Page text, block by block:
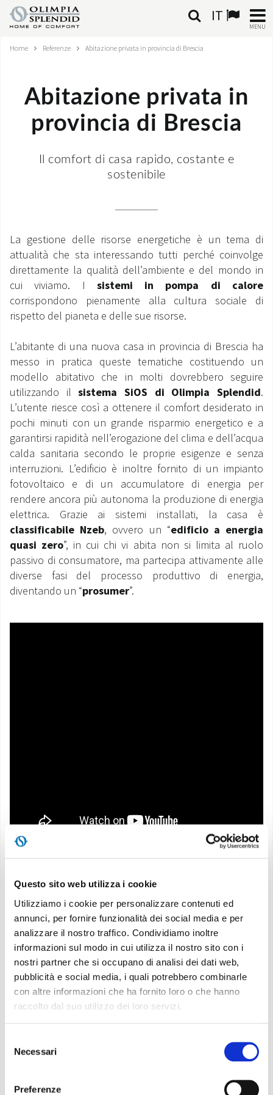
Questo sito web utilizza i cookie
Utilizziamo i cookie per personalizzare contenuti ed
annunci, per fornire funzionalità dei social media e per
analizzare il nostro traffico. Condividiamo inoltre
informazioni sul modo in cui utilizza il nostro sito con i
nostri partner che si occupano di analisi dei dati web,
pubblicità e social media, i quali potrebbero combinarle
con altre informazioni che ha fornito loro o che hanno
raccolto dal suo utilizzo dei loro servizi.
delNecessari
Preferenze
IT
MENU
ITALIANO
NEGOZI
CONTATTI
MONDO OS
INCENTIVI E DETRAZIONI
ASSISTENZA E GARANZIE
CENTRI ASSISTENZA E RICAMBI
AREA DOWNLOAD
Home Referenze Abitazione privata in provincia di Brescia
Abitazione privata in
provincia di Brescia
Il comfort di casa rapido, costante e
sostenibile
La gestione delle risorse energetiche è un tema di
attualità che sta interessando tutti perché coinvolge
direttamente la qualità dell’ambiente e del mondo in
cui viviamo. I sistemi in pompa di calore
corrispondono pienamente alla cultura sociale di
rispetto del pianeta e delle sue risorse.
L’abitante di una nuova casa in provincia di Brescia ha
messo in pratica queste tematiche costituendo un
modello abitativo che in molti dovrebbero seguire
utilizzando ilsistema SiOS di Olimpia Splendid.
L’utente riesce così a ottenere il comfort desiderato in
pochi minuti con un grande risparmio energetico e a
garantirsi rapidità nell’erogazione del clima e dell’acqua
calda sanitaria secondo le proprie esigenze e senza
interruzioni. L’edificio è inoltre fornito di un impianto
fotovoltaico e di un accumulatore di energia per
rendere ancora più autonoma la produzione di energia
elettrica. Grazie ai sistemi installati, la casa è
classificabile Nzeb, ovvero un “edificio a energia
quasi zero”, in cui chi vi abita non si limita al ruolo
passivo di consumatore, ma partecipa attivamente alle
diverse fasi del processo produttivo di energia,
diventando un “prosumer”.
Il sistema è composto da una unità in pompa di calore
Sherpa Aquadue Tower
comprensiva di bollitore di 150 litri che fornisce
contemporaneamente ilriscaldamento, il
raffrescamento e la produzione di acqua calda
sanitaria ad alta temperatura , indipendentemente
dalle condizioni climatiche esterne e senza interruzioni
nell’erogazione del comfort domestico. Lo stoccaggio di
acqua calda sanitaria ad alta temperatura (fino a 75°C)
quanto normalmente effettuati mediante l’impiego di
resistenze elettriche. Attraverso l’interfaccia touch
screen dell’unità, flessibile e facile da configurare,